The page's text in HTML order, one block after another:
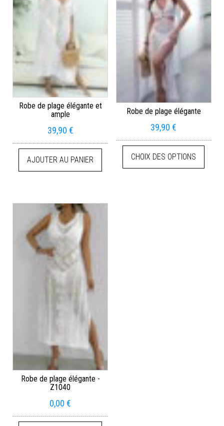
Robe de plage élégante et
ample
39,90 €
AJOUTER AU PANIER
Robe de plage élégante
39,90€
CHOIX DES OPTIONS
Robe de plage élégante -
Z1040
0,00€